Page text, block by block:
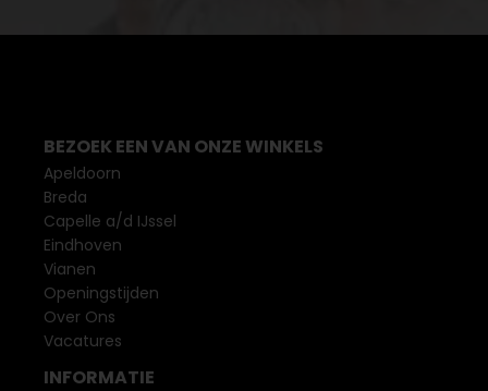
BEZOEK EEN VAN ONZE WINKELS
Apeldoorn
Breda
Capelle a/d IJssel
Eindhoven
Vianen
Openingstijden
Over Ons
Vacatures
INFORMATIE